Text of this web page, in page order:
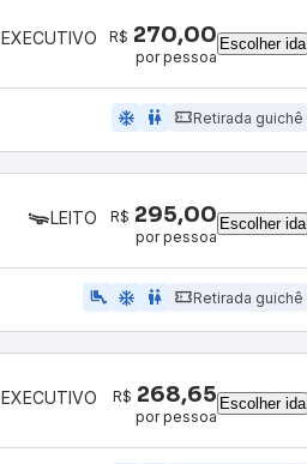
EXECUTIVO R$ 270,00
por pessoa
Escolher ida
ac_unit wc Retirada guichê
LEITO R$ 295,00
por pessoa
Escolher ida
airline_seat_legroom_extra ac_unit wc Retirada guichê
EXECUTIVO R$ 268,65
por pessoa
Escolher ida